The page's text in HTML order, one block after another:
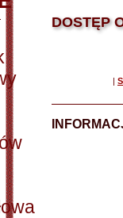
DOSTĘP
|